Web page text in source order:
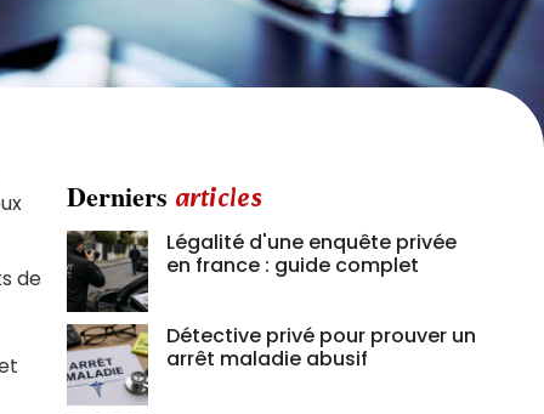
de
Derniers articles
Légalité d'une enquête privée
en france : guide complet
Détective privé pour prouver un
arrêt maladie abusif